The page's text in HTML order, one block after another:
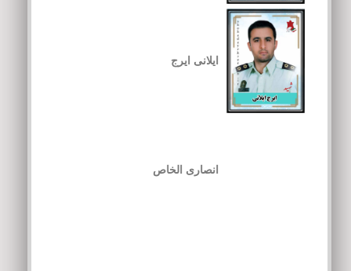
ایلانی ایرج
انصاری الخاص